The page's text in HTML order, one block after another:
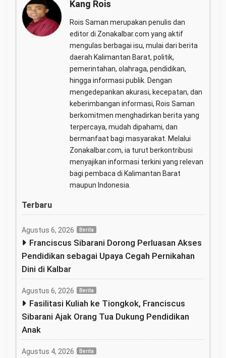
Kang Rois
Rois Saman merupakan penulis dan
editor di Zonakalbar.com yang aktif
mengulas berbagai isu, mulai dari berita
daerah Kalimantan Barat, politik,
pemerintahan, olahraga, pendidikan,
hingga informasi publik. Dengan
mengedepankan akurasi, kecepatan, dan
keberimbangan informasi, Rois Saman
berkomitmen menghadirkan berita yang
terpercaya, mudah dipahami, dan
bermanfaat bagi masyarakat. Melalui
Zonakalbar.com, ia turut berkontribusi
menyajikan informasi terkini yang relevan
bagi pembaca di Kalimantan Barat
maupun Indonesia.
Terbaru
Agustus 6, 2026 Berita
Franciscus Sibarani Dorong Perluasan Akses
Pendidikan sebagai Upaya Cegah Pernikahan
Dini di Kalbar
Agustus 6, 2026 Berita
Fasilitasi Kuliah ke Tiongkok, Franciscus
Sibarani Ajak Orang Tua Dukung Pendidikan
Anak
Agustus 4, 2026 Berita